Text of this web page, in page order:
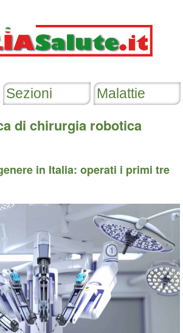
di chirurgia robotica
in Italia: operati i primi tre